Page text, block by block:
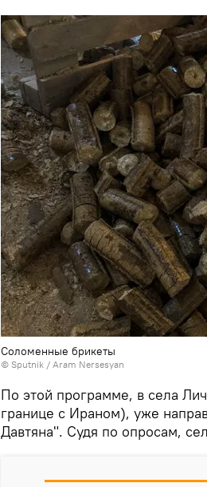
Соломенные брикеты
© Sputnik / Aram Nersesyan
По этой программе, в села
границе с Ираном), уже
Давтяна". Судя по опросам,